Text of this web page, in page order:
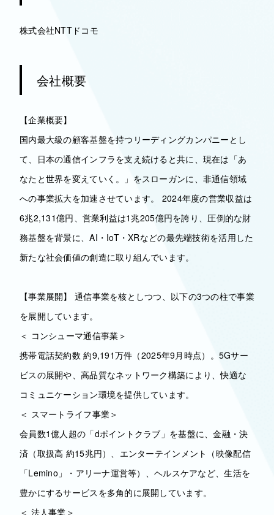
株式会社NTTドコモ
会社概要
【企業概要】
国内最大級の顧客基盤を持つリーディングカンパニーとし
て、日本の通信インフラを支え続けると共に、現在は「あ
なたと世界を変えていく。」をスローガンに、非通信領域
への事業拡大を加速させています。 2024年度の営業収益は
6兆2,131億円、営業利益は1兆205億円を誇り、圧倒的な財
務基盤を背景に、AI・IoT・XRなどの最先端技術を活用した
新たな社会価値の創造に取り組んでいます。
【事業展開】 通信事業を核としつつ、以下の3つの柱で事業
を展開しています。
＜ コンシューマ通信事業＞
携帯電話契約数 約9,191万件（2025年9月時点）。5Gサー
ビスの展開や、高品質なネットワーク構築により、快適な
コミュニケーション環境を提供しています。
＜ スマートライフ事業＞
会員数1億人超の「dポイントクラブ」を基盤に、金融・決
済（取扱高 約15兆円）、エンターテインメント（映像配信
「Lemino」・アリーナ運営等）、ヘルスケアなど、生活を
豊かにするサービスを多角的に展開しています。
＜ 法人事業＞